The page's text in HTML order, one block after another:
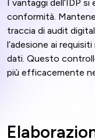
I vantaggi dell’IDP
conformità.
traccia di audit
l’adesione ai
dati. Questo
più efficacemente